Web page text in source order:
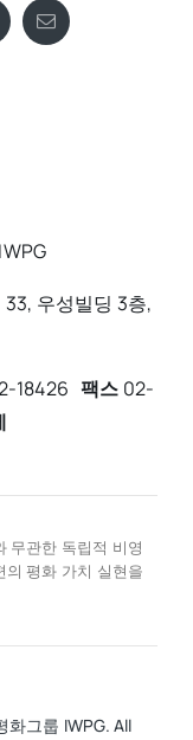
우성빌딩 3층,
18426 팩스 02-
무관한 독립적 비영
평화 가치 실현을
그룹 IWPG. All